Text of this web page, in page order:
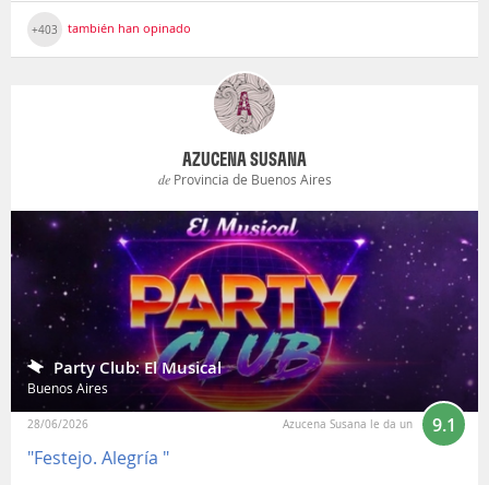
+403 también han opinado
AZUCENA SUSANA
deProvincia de Buenos Aires
Party Club: El Musical
Buenos Aires
28/06/2026 Azucena Susana le da un
9.1
"Festejo. Alegría "